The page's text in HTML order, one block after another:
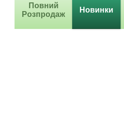
Повний
Розпродаж
Новинки